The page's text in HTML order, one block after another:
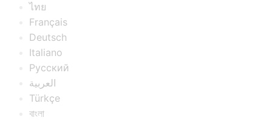
ไทย
Français
Deutsch
Italiano
Русский
العربية
Türkçe
বাংলা